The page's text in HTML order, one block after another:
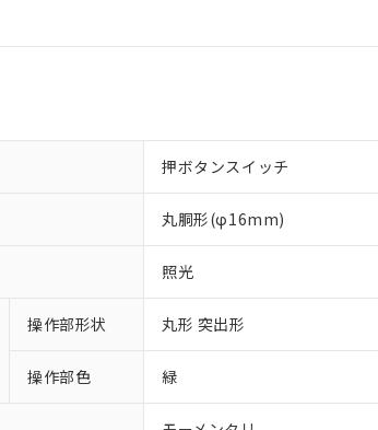
押ボタンスイッチ
丸胴形(φ16mm)
照光
操作部形状 丸形 突出形
操作部色 緑